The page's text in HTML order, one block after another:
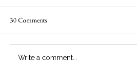
30 Comments
Write a comment...